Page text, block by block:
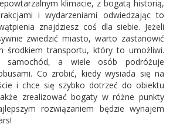
klimacie, z bogatą historią,
i wydarzeniami odwiedzając to
znajdziesz coś dla siebie. Jeżeli
zwiedzić miasto, warto zastanowić
środkiem transportu, który to umożliwi.
samochód, a wiele osób podróżuje
Co zrobić, kiedy wysiada się na
i chce się szybko dotrzeć do obiektu
zrealizować bogaty w różne punkty
rozwiązaniem będzie wynajem